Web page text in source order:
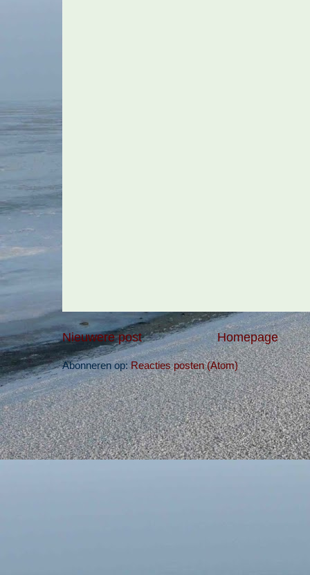
Nieuwere post Homepage
Abonneren op:Reacties posten (Atom)